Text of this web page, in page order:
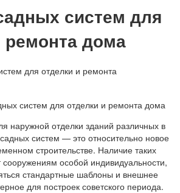
систем для
ремонта дома
наружной отделки зданий различных в
систем — это относительно новое
строительстве. Наличие таких
сооружениям особой индивидуальности,
стандартные шаблоны и внешнее
для построек советского периода.